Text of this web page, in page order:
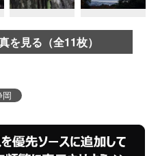
を見る（全11枚）
岡